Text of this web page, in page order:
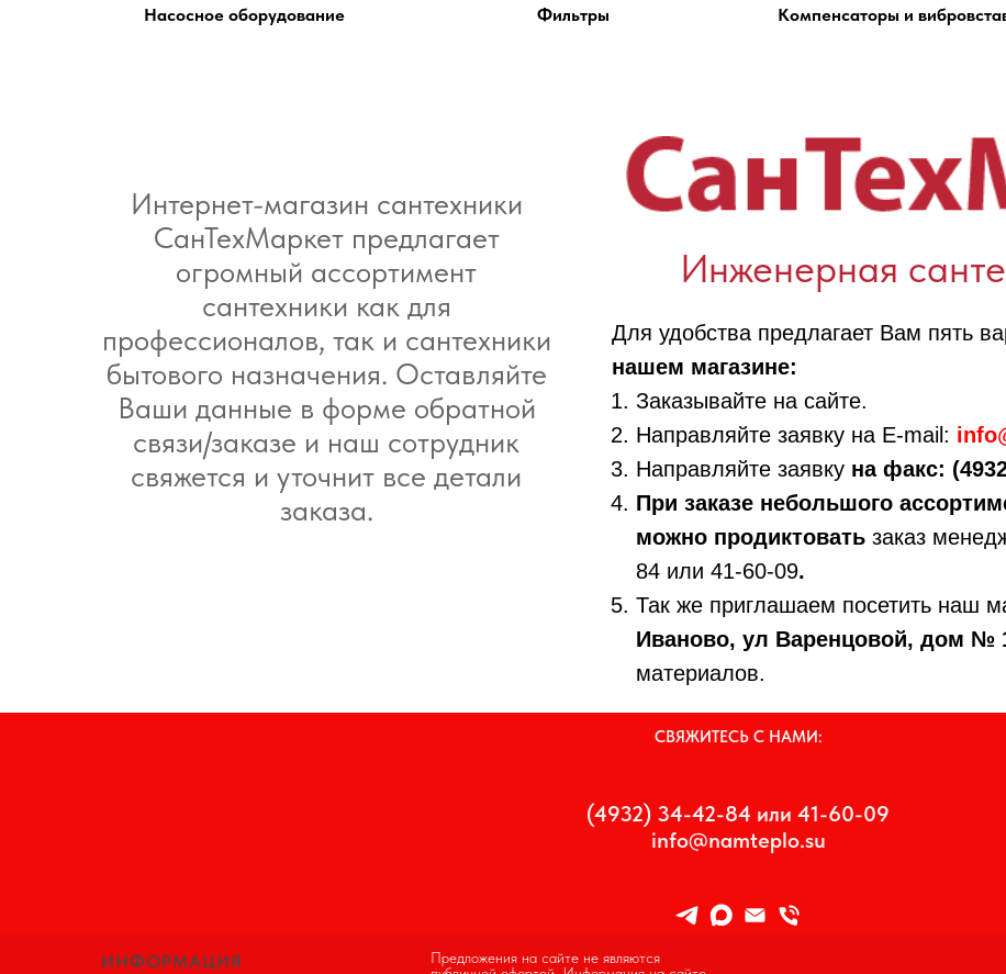
Насосное оборудование Фильтры Компенсаторы и
Для удобства предлагает Вам пять
нашем магазине:
Заказывайте на сайте.
Направляйте заявку на E-mail:
Направляйте заявку на факс:
При заказе небольшого
можно продиктовать заказ
84 или 41-60-09.
Так же приглашаем посетить наш
Иваново, ул Варенцовой, дом №
материалов.
Интернет-магазин сантехники
СанТехМаркет предлагает
огромный ассортимент
сантехники как для
профессионалов, так и сантехники
бытового назначения. Оставляйте
Ваши данные в форме обратной
связи/заказе и наш сотрудник
свяжется и уточнит все детали
заказа.
Инженерная
СВЯЖИТЕСЬ С НАМИ:
(4932) 34-42-84 или 41-60-09
info@namteplo.su
ИНФОРМАЦИЯ
Предложения на сайте не являются